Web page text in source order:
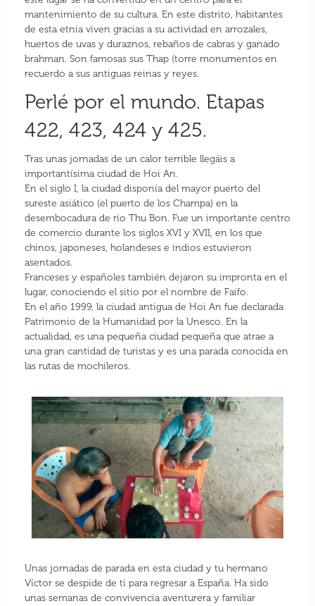
mantenimiento de su cultura. En este distrito, habitantes
de esta etnia viven gracias a su actividad en arrozales,
huertos de uvas y duraznos, rebaños de cabras y ganado
brahman. Son famosas sus Thap (torre monumentos en
recuerdo a sus antiguas reinas y reyes.
Perlé por el mundo. Etapas
422, 423, 424 y 425.
Tras unas jornadas de un calor terrible llegáis a
importantísima ciudad de Hoi An.
En el siglo I, la ciudad disponía del mayor puerto del
sureste asiático (el puerto de los Champa) en la
desembocadura de río Thu Bon. Fue un importante centro
de comercio durante los siglos XVI y XVII, en los que
chinos, japoneses, holandeses e indios estuvieron
asentados.
Franceses y españoles también dejaron su impronta en el
lugar, conociendo el sitio por el nombre de Faifo.
En el año 1999, la ciudad antigua de Hoi An fue declarada
Patrimonio de la Humanidad por la Unesco. En la
actualidad, es una pequeña ciudad pequeña que atrae a
una gran cantidad de turistas y es una parada conocida en
las rutas de mochileros.
Unas jornadas de parada en esta ciudad y tu hermano
Víctor se despide de ti para regresar a España. Ha sido
unas semanas de convivencia aventurera y familiar